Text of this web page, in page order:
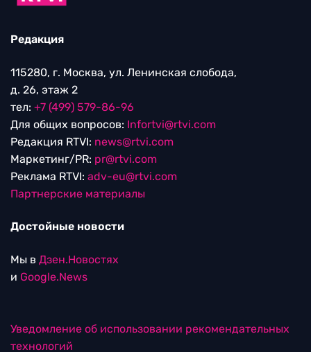
Редакция
115280, г. Москва, ул. Ленинская слобода,
д. 26, этаж 2
тел: +7 (499) 579-86-96
Для общих вопросов: Infortvi@rtvi.com
Редакция RTVI: news@rtvi.com
Маркетинг/PR: pr@rtvi.com
Реклама RTVI: adv-eu@rtvi.com
Партнерские материалы
Достойные новости
Мы в Дзен.Новостях
и Google.News
Уведомление об использовании рекомендательных
технологий